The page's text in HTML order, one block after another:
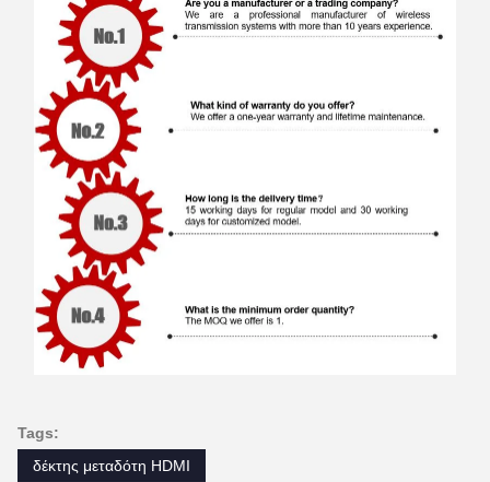
Tags:
δέκτης μεταδότη HDMI